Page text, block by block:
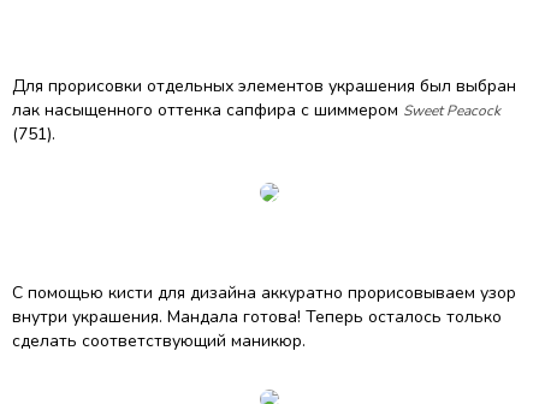
Для прорисовки отдельных элементов украшения был выбран
лак насыщенного оттенка сапфира с шиммером Sweet Peacock
(751).
С помощью кисти для дизайна аккуратно прорисовываем узор
внутри украшения. Мандала готова! Теперь осталось только
сделать соответствующий маникюр.